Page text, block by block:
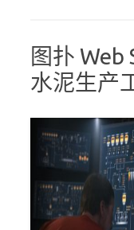
图扑 Web
水泥生产